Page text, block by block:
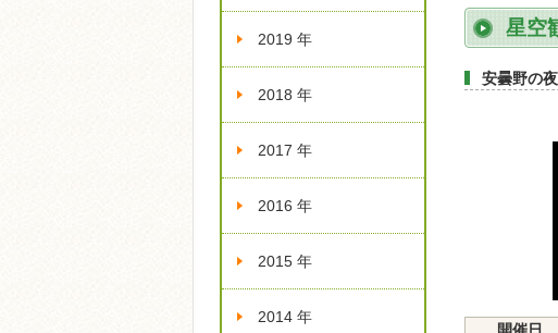
星空
安曇野の
2019 年
2018 年
2017 年
2016 年
2015 年
2014 年